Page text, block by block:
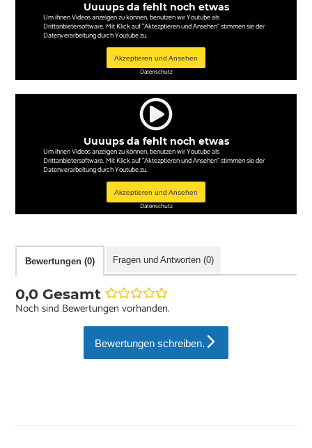
Uuuups da fehlt noch etwas
Um ihnen Videos anzeigen zu können, benutzen wir Youtube als
Drittanbietersoftware. Mit Klick auf "Aktezptieren und Ansehen" stimmen sie der
Datenverarbeitung durch Youtube zu.
Akzeptieren und Ansehen
Datenschutz
Uuuups da fehlt noch etwas
Um ihnen Videos anzeigen zu können, benutzen wir Youtube als
Drittanbietersoftware. Mit Klick auf "Aktezptieren und Ansehen" stimmen sie der
Datenverarbeitung durch Youtube zu.
Akzeptieren und Ansehen
Datenschutz
Bewertungen (0) Fragen und Antworten (0)
0,0 Gesamt
Noch sind Bewertungen vorhanden.
Bewertungen schreiben.